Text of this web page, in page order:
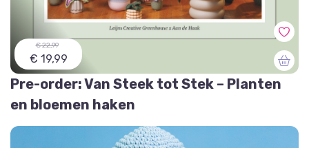
€ 22,99
€ 19,99
Pre-order: Van Steek tot Stek – Planten
en bloemen haken